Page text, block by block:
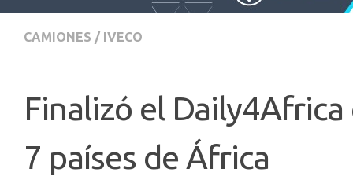
CAMIONES / IVECO
Finalizó el
7 países de África